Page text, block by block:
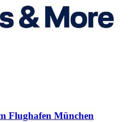
Flughafen München